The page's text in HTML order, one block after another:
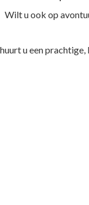
Wilt u ook op
huurt u een prachtige,